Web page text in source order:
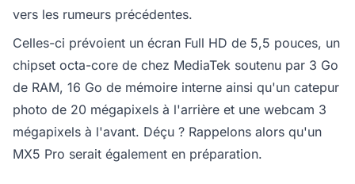
vers les rumeurs précédentes.
Celles-ci prévoient un écran Full HD de 5,5 pouces, un
chipset octa-core de chez MediaTek soutenu par 3 Go
de RAM, 16 Go de mémoire interne ainsi qu'un catepur
photo de 20 mégapixels à l'arrière et une webcam 3
mégapixels à l'avant. Déçu ? Rappelons alors qu'un
MX5 Pro serait également en préparation.